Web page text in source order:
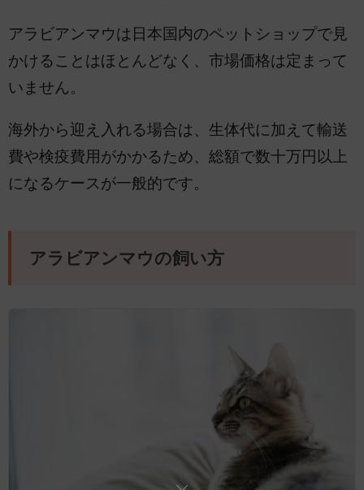
アラビアンマウは日本国内のペットショップで見
かけることはほとんどなく、市場価格は定まって
いません。
海外から迎え入れる場合は、生体代に加えて輸送
費や検疫費用がかかるため、総額で数十万円以上
になるケースが一般的です。
アラビアンマウの飼い方